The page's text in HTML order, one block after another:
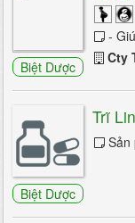
Hoa mắt
Huntington
Lú lẫn
Liệt mặt
Liệt nửa mặt
Liệt nửa
Biệt Dược
- Giúp
Cty
Biệt Dược
Trĩ
Sản phẩm